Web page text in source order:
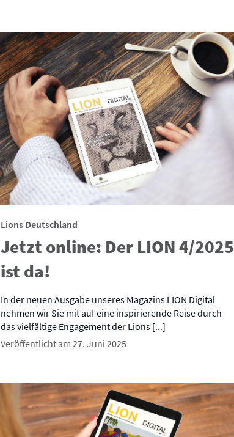
Lions Deutschland
Jetzt online: Der LION 4/2025
ist da!
In der neuen Ausgabe unseres Magazins LION Digital
nehmen wir Sie mit auf eine inspirierende Reise durch
das vielfältige Engagement der Lions [...]
Veröffentlicht am 27. Juni 2025